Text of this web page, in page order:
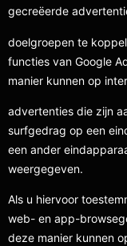
gecreëerde
doelgroepen te
functies van Google
manier kunnen op
advertenties die zijn
surfgedrag op een
een ander
weergegeven.
Als u hiervoor
web- en app-
deze manier kunnen